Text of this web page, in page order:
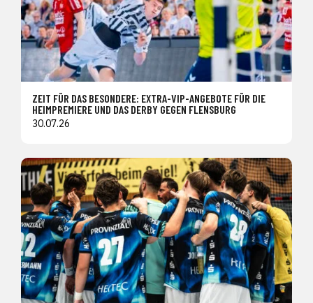
ZEIT FÜR DAS BESONDERE: EXTRA-VIP-ANGEBOTE FÜR DIE
HEIMPREMIERE UND DAS DERBY GEGEN FLENSBURG
30.07.26